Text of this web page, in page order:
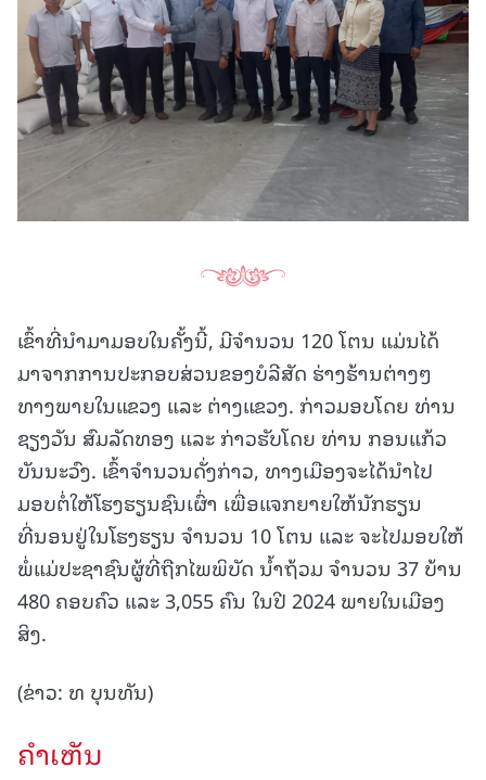
ເຂົ້າທີ່ນໍາມາມອບໃນຄັ້ງນີ້, ມີຈໍານວນ 120 ໂຕນ ແມ່ນໄດ້
ມາຈາກການປະກອບສ່ວນຂອງບໍລີສັດ ຮ່າງຮ້ານຕ່າງໆ
ທາງພາຍໃນແຂວງ ແລະ ຕ່າງແຂວງ. ກ່າວມອບໂດຍ ທ່ານ
ຊຽງວັນ ສົມລັດທອງ ແລະ ກ່າວຮັບໂດຍ ທ່ານ ກອນແກ້ວ
ບັນນະວົງ. ເຂົ້າຈໍານວນດັ່ງກ່າວ, ທາງເມືອງຈະໄດ້ນໍາໄປ
ມອບຕໍ່ໃຫ້ໂຮງຮຽນຊົນເຜົ່າ ເພື່ອແຈກຍາຍໃຫ້ນັກຮຽນ
ທີ່ນອນຢູ່ໃນໂຮງຮຽນ ຈໍານວນ 10 ໂຕນ ແລະ ຈະໄປມອບໃຫ້
ພໍ່ແມ່ປະຊາຊົນຜູ້ທີ່ຖືກໄພພິບັດ ນໍ້າຖ້ວມ ຈໍານວນ 37 ບ້ານ
480 ຄອບຄົວ ແລະ 3,055 ຄົນ ໃນປີ 2024 ພາຍໃນເມືອງ
ສິງ.
(ຂ່າວ: ທ ບຸນທັນ)
ຄໍາເຫັນ